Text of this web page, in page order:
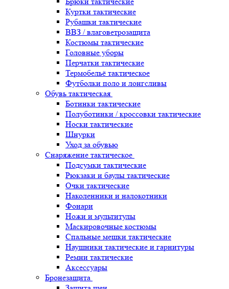
Куртки тактические
Рубашки тактические
ВВЗ / влаговетрозащита
Костюмы тактические
Головные уборы
Перчатки тактические
Термобельё тактическое
Футболки поло и лонгсливы
Обувь тактическая
Ботинки тактические
Полуботинки / кроссовки тактические
Носки тактические
Шнурки
Уход за обувью
Снаряжение тактическое
Подсумки тактические
Рюкзаки и баулы тактические
Очки тактические
Наколенники и налокотники
Фонари
Ножи и мультитулы
Маскировочные костюмы
Спальные мешки тактические
Наушники тактические и гарнитуры
Ремни тактические
Аксессуары
Бронезащита